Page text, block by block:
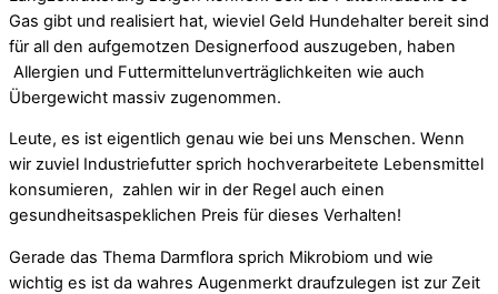
Gas gibt und realisiert hat, wieviel Geld Hundehalter bereit sind
für all den aufgemotzen Designerfood auszugeben, haben
Allergien und Futtermittelunverträglichkeiten wie auch
Übergewicht massiv zugenommen.
Leute, es ist eigentlich genau wie bei uns Menschen. Wenn
wir zuviel Industriefutter sprich hochverarbeitete Lebensmittel
konsumieren, zahlen wir in der Regel auch einen
gesundheitsaspeklichen Preis für dieses Verhalten!
Gerade das Thema Darmflora sprich Mikrobiom und wie
wichtig es ist da wahres Augenmerkt draufzulegen ist zur Zeit